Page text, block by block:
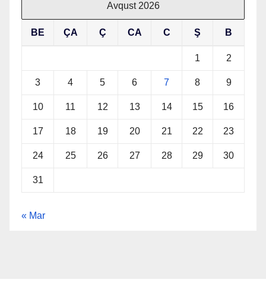
Avqust 2026
BE ÇA Ç CA C Ş B
1 2
3 4 5 6 7 8 9
10 11 12 13 14 15 16
17 18 19 20 21 22 23
24 25 26 27 28 29 30
31
« Mar